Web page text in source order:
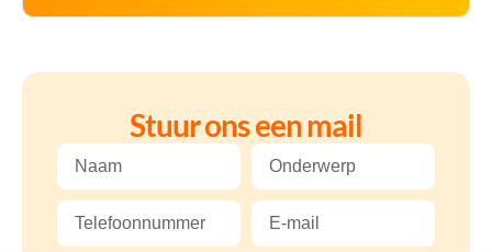
Stuur ons een mail